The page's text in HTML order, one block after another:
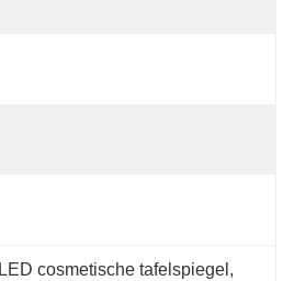
LED cosmetische tafelspiegel ,